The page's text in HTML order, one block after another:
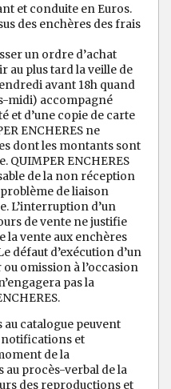
et conduite en Euros.
des enchères des frais
un ordre d’achat
au plus tard la veille de
avant 18h quand
midi) accompagné
et d’une copie de carte
ENCHERES ne
dont les montants sont
QUIMPER ENCHERES
de la non réception
problème de liaison
L’interruption d’un
de vente ne justifie
la vente aux enchères
défaut d’exécution d’un
omission à l’occasion
pas la
catalogue peuvent
notifications et
de la
procès-verbal de la
des reproductions et